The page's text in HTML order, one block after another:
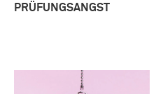
PRÜFUNGSANGST